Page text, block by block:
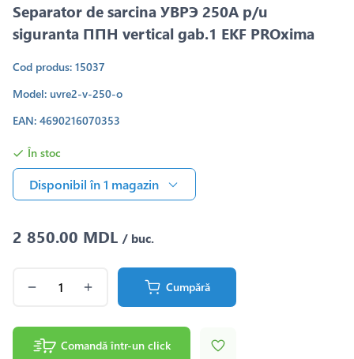
Separator de sarcina УВРЭ 250A p/u
siguranta ППН vertical gab.1 EKF PROxima
Cod produs: 15037
Model: uvre2-v-250-o
EAN: 4690216070353
În stoc
Disponibil în 1 magazin
2 850.00 MDL / buc.
Cumpără
Comandă într-un click